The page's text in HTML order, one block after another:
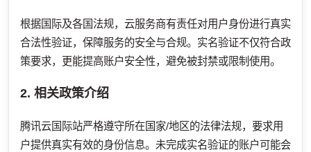
根据国际及各国法规，云服务商有责任对用户身份进行真实
合法性验证，保障服务的安全与合规。实名验证不仅符合政
策要求，更能提高账户安全性，避免被封禁或限制使用。
2. 相关政策介绍
腾讯云国际站严格遵守所在国家/地区的法律法规，要求用
户提供真实有效的身份信息。未完成实名验证的账户可能会